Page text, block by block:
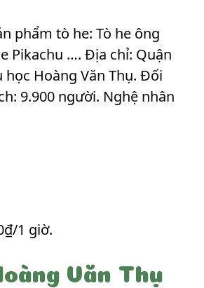
phẩm tò he: Tò he ông
Pikachu …. Địa chỉ: Quận
học Hoàng Văn Thụ. Đối
9.900 người. Nghệ nhân
1 giờ.
Văn Thụ